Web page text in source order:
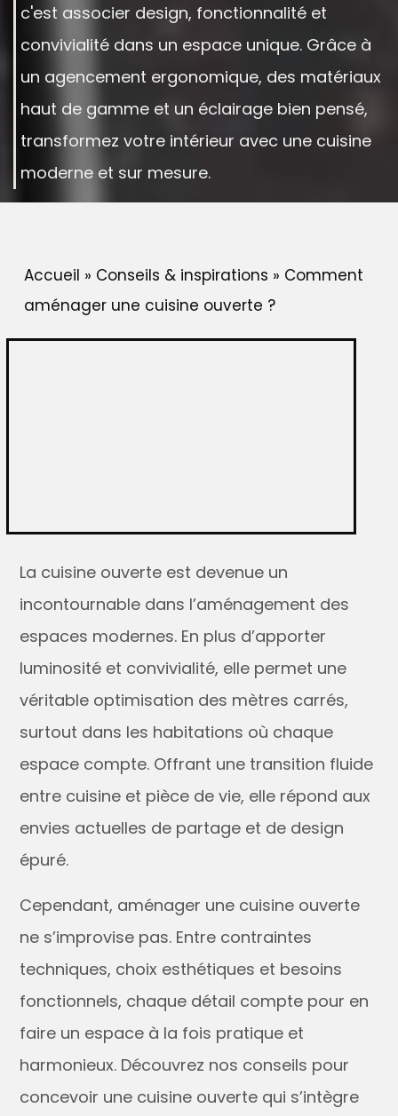
c'est associer design, fonctionnalité et
convivialité dans un espace unique. Grâce à
un agencement ergonomique, des matériaux
haut de gamme et un éclairage bien pensé,
transformez votre intérieur avec une cuisine
moderne et sur mesure.
Accueil » Conseils & inspirations » Comment
aménager une cuisine ouverte ?
La cuisine ouverte est devenue un
incontournable dans l’aménagement des
espaces modernes. En plus d’apporter
luminosité et convivialité, elle permet une
véritable optimisation des mètres carrés,
surtout dans les habitations où chaque
espace compte. Offrant une transition fluide
entre cuisine et pièce de vie, elle répond aux
envies actuelles de partage et de design
épuré.
Cependant, aménager une cuisine ouverte
ne s’improvise pas. Entre contraintes
techniques, choix esthétiques et besoins
fonctionnels, chaque détail compte pour en
faire un espace à la fois pratique et
harmonieux. Découvrez nos conseils pour
concevoir une cuisine ouverte qui s’intègre